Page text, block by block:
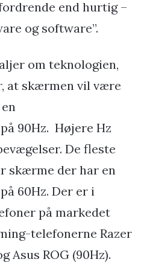
end hurtig –
og software”.
om teknologien,
at skærmen vil være
90Hz. Højere Hz
De fleste
skærme der har en
60Hz. Der er i
på markedet
telefonerne Razer
Asus ROG (90Hz).